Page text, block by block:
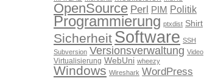
OpenSource Perl PIM Politik
Programmierung ptxdist Shirt
Sicherheit Software SSH
Subversion Versionsverwaltung Video
Virtualisierung WebUni wheezy
Windows Wireshark WordPress